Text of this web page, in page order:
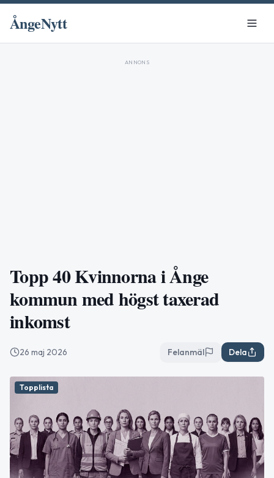
ÅngeNytt
ANNONS
Topp 40 Kvinnorna i Ånge
kommun med högst taxerad
inkomst
26 maj 2026 Felanmäl Dela
Topplista